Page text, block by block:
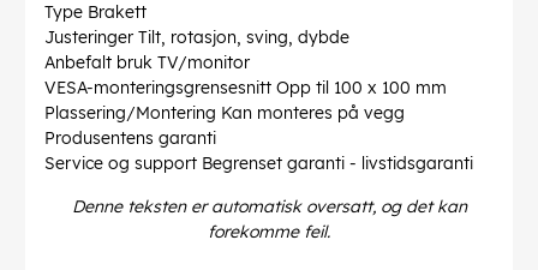
Type Brakett
Justeringer Tilt, rotasjon, sving, dybde
Anbefalt bruk TV/monitor
VESA-monteringsgrensesnitt Opp til 100 x 100 mm
Plassering/Montering Kan monteres på vegg
Produsentens garanti
Service og support Begrenset garanti - livstidsgaranti
Denne teksten er automatisk oversatt, og det kan
forekomme feil.